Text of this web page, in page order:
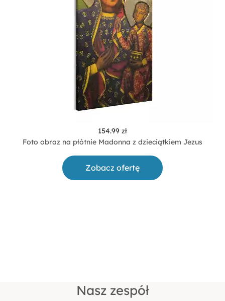
154.99 zł
Foto obraz na płótnie Madonna z dzieciątkiem Jezus
Zobacz ofertę
Nasz zespół